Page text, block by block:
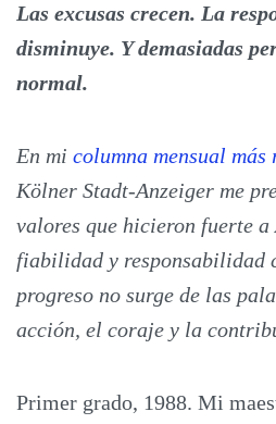
Las excusas crecen. La
disminuye. Y demasiadas
normal.
En mi columna mensual más
Kölner Stadt-Anzeiger me
valores que hicieron fuerte
fiabilidad y responsabilidad
progreso no surge de las
acción, el coraje y la
Primer grado, 1988. Mi